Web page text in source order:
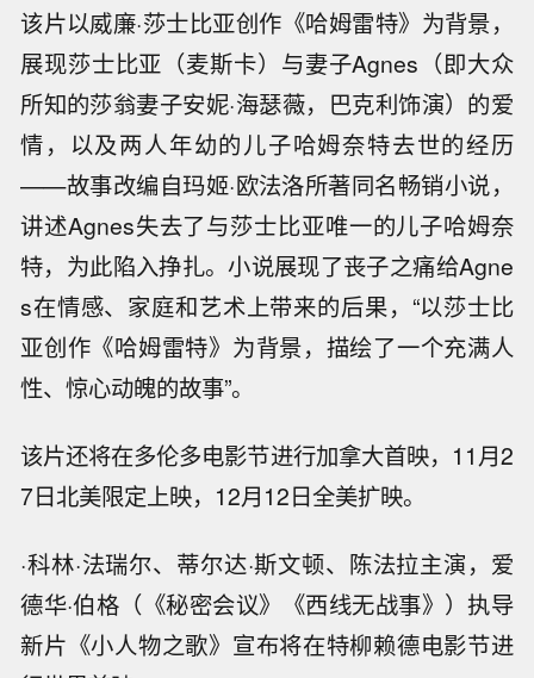
该片以威廉·莎士比亚创作《哈姆雷特》为背景，
展现莎士比亚（麦斯卡）与妻子Agnes（即大众
所知的莎翁妻子安妮·海瑟薇，巴克利饰演）的爱
情，以及两人年幼的儿子哈姆奈特去世的经历
——故事改编自玛姬·欧法洛所著同名畅销小说，
讲述Agnes失去了与莎士比亚唯一的儿子哈姆奈
特，为此陷入挣扎。小说展现了丧子之痛给Agne
s在情感、家庭和艺术上带来的后果，“以莎士比
亚创作《哈姆雷特》为背景，描绘了一个充满人
性、惊心动魄的故事”。
该片还将在多伦多电影节进行加拿大首映，11月2
7日北美限定上映，12月12日全美扩映。
·科林·法瑞尔、蒂尔达·斯文顿、陈法拉主演，爱
德华·伯格（《秘密会议》《西线无战事》）执导
新片《小人物之歌》宣布将在特柳赖德电影节进